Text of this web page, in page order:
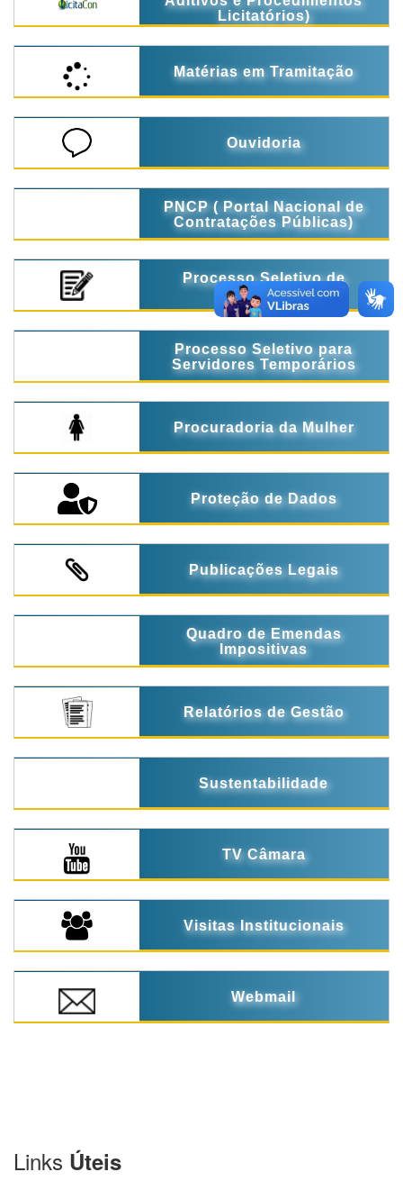
Licitatórios)
Matérias em Tramitação
Ouvidoria
PNCP ( Portal Nacional de
Contratações Públicas)
Processo Seletivo de
Estágio
Processo Seletivo para
Servidores Temporários
Procuradoria da Mulher
Proteção de Dados
Publicações Legais
Quadro de Emendas
Impositivas
Relatórios de Gestão
Sustentabilidade
TV Câmara
Visitas Institucionais
Webmail
Links Úteis